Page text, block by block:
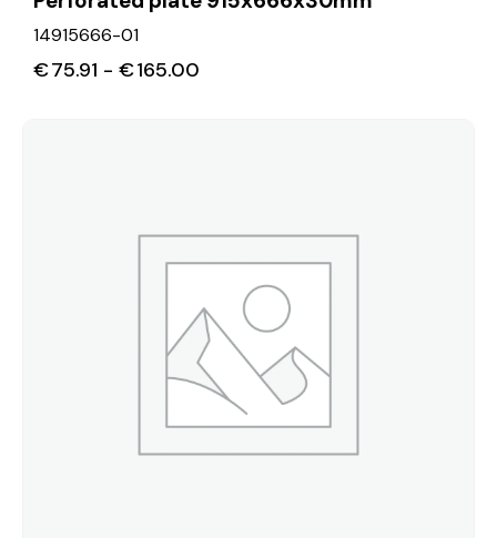
14915666-01
€75.91 - €165.00